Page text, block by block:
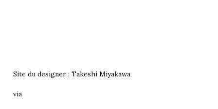
Site du designer : Takeshi Miyakawa
via